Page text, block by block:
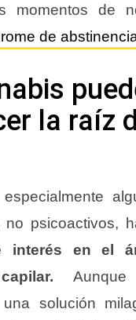
momentos de
de
la raíz
no psicoactivos,
interés en el
una solución